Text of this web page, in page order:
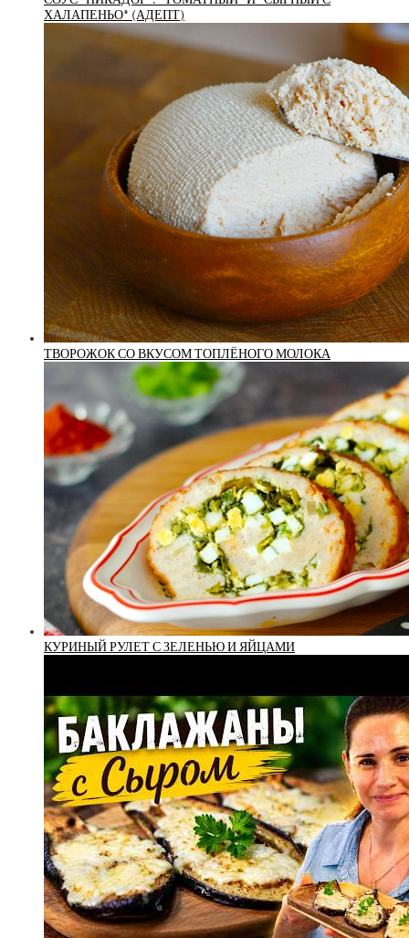
ХАЛАПЕНЬО* (АДЕПТ)
ТВОРОЖОК СО ВКУСОМ ТОПЛЁНОГО МОЛОКА
КУРИНЫЙ РУЛЕТ С ЗЕЛЕНЬЮ И ЯЙЦАМИ